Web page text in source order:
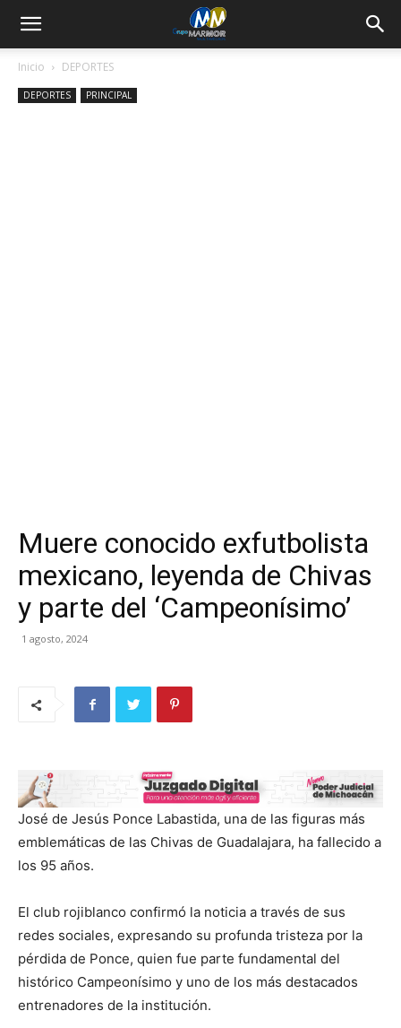
Inicio DEPORTES
DEPORTES PRINCIPAL
Muere conocido exfutbolista
mexicano, leyenda de Chivas
y parte del ‘Campeonísimo’
1 agosto, 2024
José de Jesús Ponce Labastida, una de las figuras más
emblemáticas de las Chivas de Guadalajara, ha fallecido a
los 95 años.
El club rojiblanco confirmó la noticia a través de sus
redes sociales, expresando su profunda tristeza por la
pérdida de Ponce, quien fue parte fundamental del
histórico Campeonísimo y uno de los más destacados
entrenadores de la institución.